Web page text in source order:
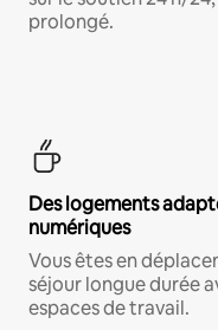
prolongé.
Des logements
numériques
Vous êtes en
séjour longue durée
espaces de travail.